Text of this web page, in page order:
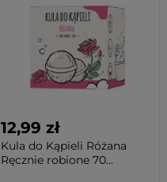
12,99 zł
Kula do Kąpieli Różana
Ręcznie robione 70...